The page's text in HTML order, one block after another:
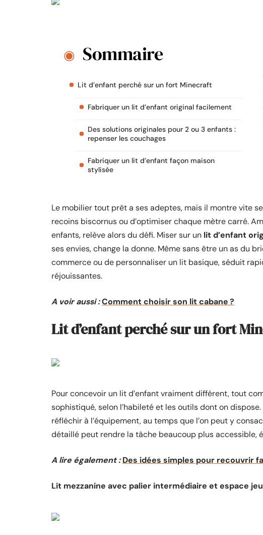
Sommaire
Lit d’enfant perché sur un fort Minecraft
Fabriquer un lit d’enfant original facilement
Des solutions originales pour 2 ou 3 enfants :
repenser les couchages
Fabriquer un lit d’enfant façon maison
stylisée
Le mobilier tout prêt a ses adeptes, mais il montre vite
recoins biscornus ou d’optimiser chaque mètre carré.
enfants, relève alors du défi. Miser sur un lit d’enfant
ses envies, change la donne. Même sans être un as du
commerce ou de personnaliser un lit basique, séduit
réjouissantes.
A voir aussi :Comment choisir son lit cabane ?
Lit d’enfant perché sur un fort
Pour concevoir un lit d’enfant vraiment différent, tout
sophistiqué, selon l’habileté et les outils dont on
réfléchir à l’équipement, au temps que l’on peut y
détaillé peut rendre la tâche beaucoup plus accessible,
A lire également : Des idées simples pour recouvrir
Lit mezzanine avec palier intermédiaire et espace